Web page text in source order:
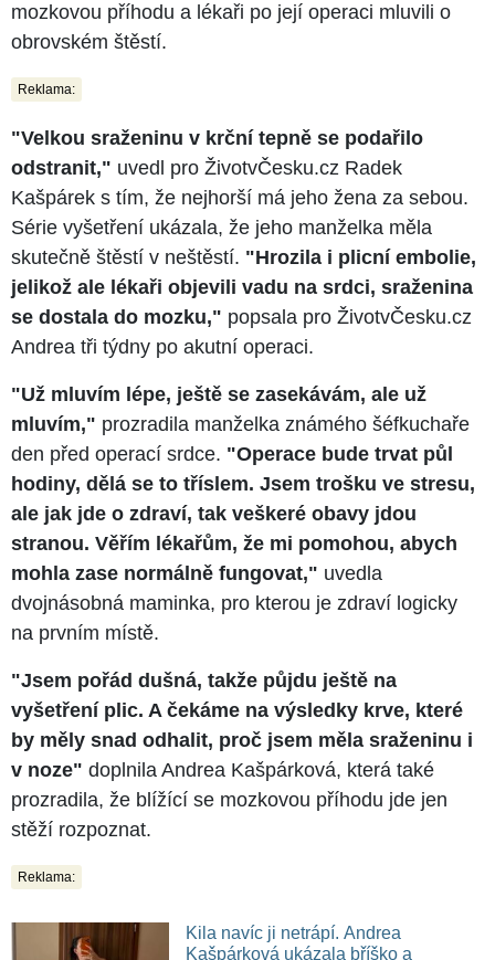
mozkovou příhodu a lékaři po její operaci mluvili o
obrovském štěstí.
Reklama:
"Velkou sraženinu v krční tepně se podařilo
odstranit," uvedl pro ŽivotvČesku.cz Radek
Kašpárek s tím, že nejhorší má jeho žena za sebou.
Série vyšetření ukázala, že jeho manželka měla
skutečně štěstí v neštěstí. "Hrozila i plicní embolie,
jelikož ale lékaři objevili vadu na srdci, sraženina
se dostala do mozku," popsala pro ŽivotvČesku.cz
Andrea tři týdny po akutní operaci.
"Už mluvím lépe, ještě se zasekávám, ale už
mluvím," prozradila manželka známého šéfkuchaře
den před operací srdce. "Operace bude trvat půl
hodiny, dělá se to tříslem. Jsem trošku ve stresu,
ale jak jde o zdraví, tak veškeré obavy jdou
stranou. Věřím lékařům, že mi pomohou, abych
mohla zase normálně fungovat," uvedla
dvojnásobná maminka, pro kterou je zdraví logicky
na prvním místě.
"Jsem pořád dušná, takže půjdu ještě na
vyšetření plic. A čekáme na výsledky krve, které
by měly snad odhalit, proč jsem měla sraženinu i
v noze" doplnila Andrea Kašpárková, která také
prozradila, že blížící se mozkovou příhodu jde jen
stěží rozpoznat.
Reklama:
Kila navíc ji netrápí. Andrea
Kašpárková ukázala bříško a